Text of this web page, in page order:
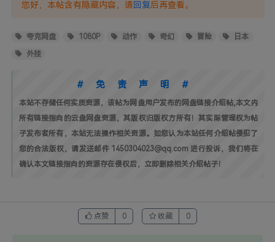
您好，本帖含有隐藏内容，请 回复后再查看。
夸克网盘 1080P 动作 奇幻 冒险 日本
外挂
#免责声明#
本站不存储任何实质资源，该帖为网盘用户发布的网盘链接介绍帖,本文内
所有链接指向的云盘网盘资源，其版权归版权方所有！其实际管理权为帖
子发布者所有，本站无法操作相关资源。如您认为本站任何介绍帖侵犯了
您的合法版权，请发送邮件 1450304023@qq.com 进行投诉，我们将在
确认本文链接指向的资源存在侵权后，立即删除相关介绍帖子！
点赞 0 收藏 0